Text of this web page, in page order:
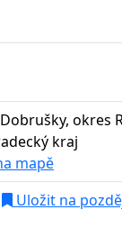
okres
kraj
mapě
Uložit na